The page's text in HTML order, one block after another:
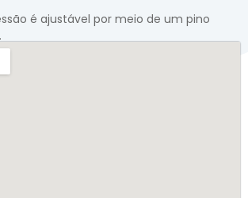
é ajustável por meio de um pino